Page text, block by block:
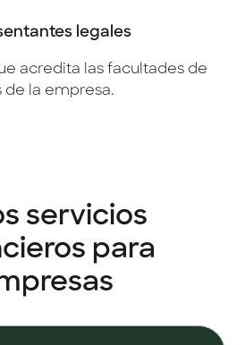
legales
acredita las facultades de
de la empresa.
servicios
para